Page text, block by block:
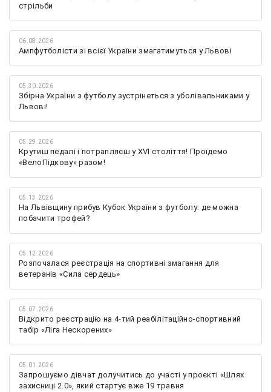
стрільби
06.08.2026
Ампфутболісти зі всієї України змагатимуться у Львові
05.30.2026
Збірна України з футболу зустрінеться з уболівальниками у
Львові!
05.29.2026
Крутиш педалі і потрапляєш у XVI століття! Проїдемо
«ВелоПідкову» разом!
05.13.2026
На Львівщину прибув Кубок України з футболу: де можна
побачити трофей?
05.12.2026
Розпочалася реєстрація на спортивні змагання для
ветеранів «Сила сердець»
05.07.2026
Відкрито реєстрацію на 4-тий реабілітаційно-спортивний
табір «Ліга Нескорених»
05.01.2026
Запрошуємо дівчат долучитись до участі у проєкті «Шлях
захисниці 2.0», який стартує вже 19 травня